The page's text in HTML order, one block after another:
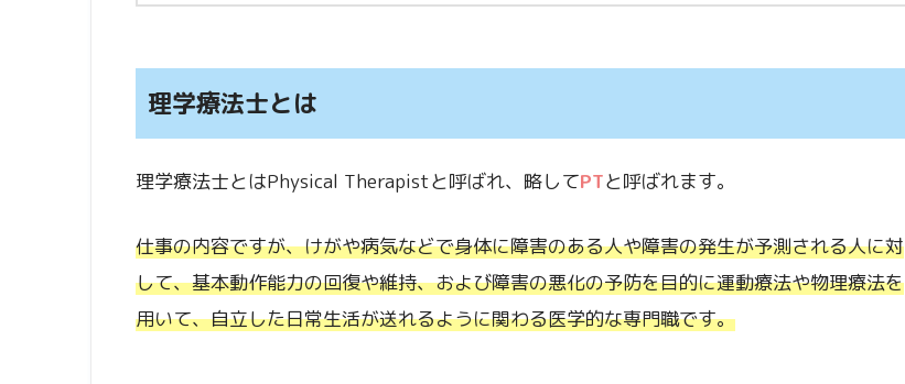
理学療法士とは
理学療法士とはPhysical Therapistと呼ばれ、略してPTと呼ばれます。
仕事の内容ですが、けがや病気などで身体に障害のある人や障害の発生が予測される人に対
して、基本動作能力の回復や維持、および障害の悪化の予防を目的に運動療法や物理療法を
用いて、自立した日常生活が送れるように関わる医学的な専門職です。